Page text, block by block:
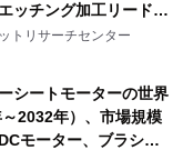
ッチング加工リードフ
レポートを発表
トリサーチセンター
シートモーターの世界
2032年）、市場規模
モーター、ブラシレ